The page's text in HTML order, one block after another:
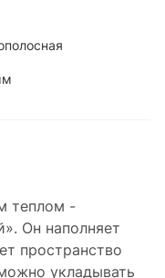
теплом -
Он наполняет
пространство
укладывать